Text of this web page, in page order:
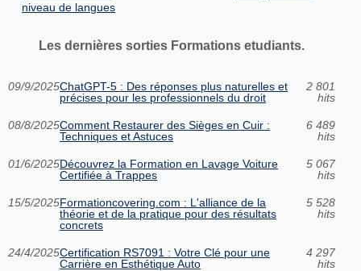
niveau de langues
Les dernières sorties Formations etudiants.
09/9/2025ChatGPT-5 : Des réponses plus naturelles et
précises pour les professionnels du droit
2 801
hits
08/8/2025Comment Restaurer des Sièges en Cuir :
Techniques et Astuces
6 489
hits
01/6/2025Découvrez la Formation en Lavage Voiture
Certifiée à Trappes
5 067
hits
15/5/2025Formationcovering.com : L'alliance de la
théorie et de la pratique pour des résultats
concrets
5 528
hits
24/4/2025Certification RS7091 : Votre Clé pour une
Carrière en Esthétique Auto
4 297
hits